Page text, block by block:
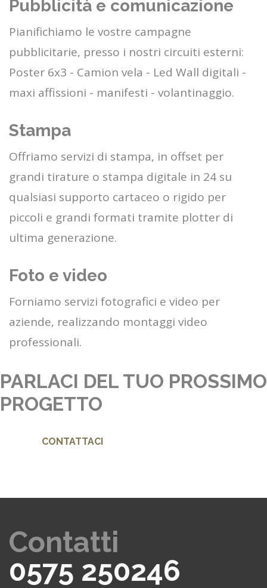
Pubblicità e comunicazione
Pianifichiamo le vostre campagne
pubblicitarie, presso i nostri circuiti esterni:
Poster 6x3 - Camion vela - Led Wall digitali -
maxi affissioni - manifesti - volantinaggio.
Stampa
Offriamo servizi di stampa, in offset per
grandi tirature o stampa digitale in 24 su
qualsiasi supporto cartaceo o rigido per
piccoli e grandi formati tramite plotter di
ultima generazione.
Foto e video
Forniamo servizi fotografici e video per
aziende, realizzando montaggi video
professionali.
PARLACI DEL TUO PROSSIMO
PROGETTO
CONTATTACI
Contatti
0575 250246